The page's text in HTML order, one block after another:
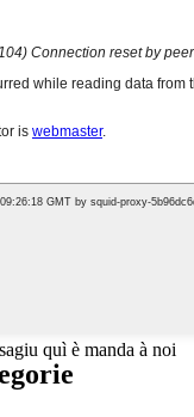
quì è manda à noi